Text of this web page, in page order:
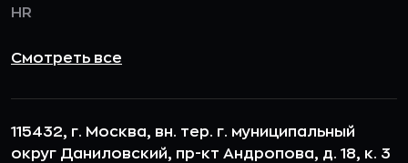
HR
Смотреть все
115432, г. Москва, вн. тер. г. муниципальный
округ Даниловский, пр-кт Андропова, д. 18, к. 3